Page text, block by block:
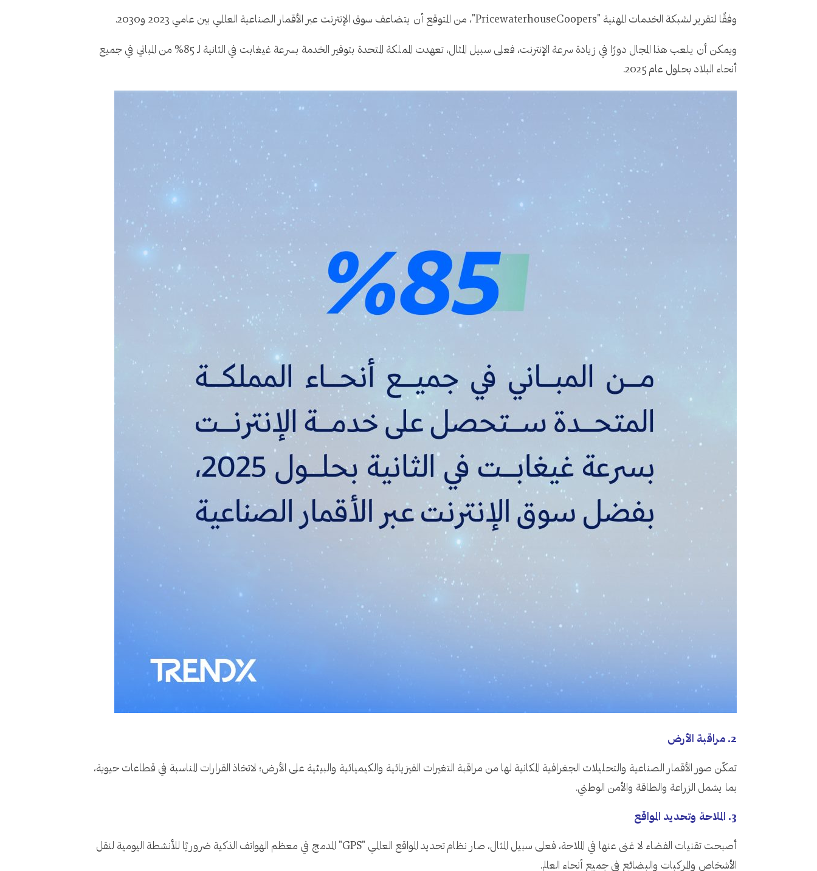
وفقًا لتقرير لشبكة الخدمات المهنية "PricewaterhouseCoopers"، من المتوقع أن يتضاعف سوق الإنترنت عبر الأقمار الصناعية العالمي بين عامي 2023 و2030.
ويمكن أن يلعب هذا المجال دورًا في زيادة سرعة الإنترنت، فعلى سبيل المثال، تعهدت المملكة المتحدة بتوفير الخدمة بسرعة غيغابت في الثانية لـ 85% من المباني في جميع
أنحاء البلاد بحلول عام 2025.
2. مراقبة الأرض
تمكّن صور الأقمار الصناعية والتحليلات الجغرافية المكانية لها من مراقبة التغيرات الفيزيائية والكيميائية والبيئية على الأرض؛ لاتخاذ القرارات المناسبة في قطاعات حيوية،
بما يشمل الزراعة والطاقة والأمن الوطني.
3. الملاحة وتحديد المواقع
أصبحت تقنيات الفضاء لا غنى عنها في الملاحة، فعلى سبيل المثال، صار نظام تحديد المواقع العالمي "GPS" المدمج في معظم الهواتف الذكية ضروريًا للأنشطة اليومية لنقل
الأشخاص والمركبات والبضائع في جميع أنحاء العالم.